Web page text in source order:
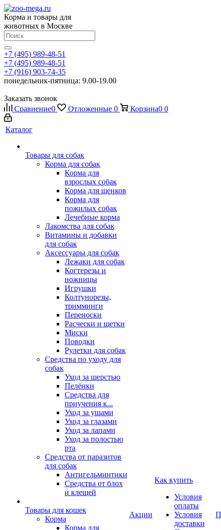
Корма и товары для
животных в Москве
+7 (495) 989-48-51
+7 (495) 989-48-51
+7 (916) 903-74-35
понедельник-пятница: 9.00-19.00
Заказать звонок
Сравнение0 Отложенные 0 Корзина0 0
Каталог
Товары для собак
Корма для собак
Корма для
взрослых собак
Корма для щенков
Корма для
пожилых собак
Лечебные корма
Лакомства для собак
Витамины и добавки
для собак
Аксессуары для собак
Лежаки для собак
Когтерезы и
ножницы
Игрушки
Колтунорезы,
тримминги
Переноски
Расчески и щетки
Миски
Поводки
Рулетки для собак
Средства по уходу для
собак
Уход за шерстью
Пелёнки
Средства для
приучения к...
Уход за ушами
Уход за глазами
Уход за лапами
Уход за полостью
рта
Средства от паразитов
для собак
Антигельминтики
Средства от блох
и клещей
Товары для кошек
Корма
Корма для
Акции
Как купить
Условия
оплаты
Условия
доставки